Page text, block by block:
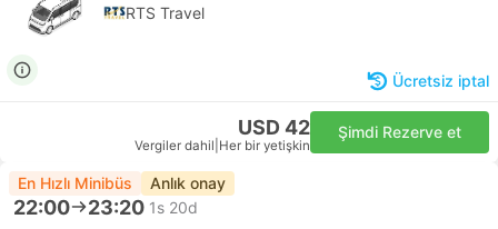
RTS Travel
Ücretsiz iptal
USD 42
Vergiler dahil Her bir yetişkin
Şimdi Rezerve et
En Hızlı Minibüs Anlık onay
22:00 23:20 1s 20d